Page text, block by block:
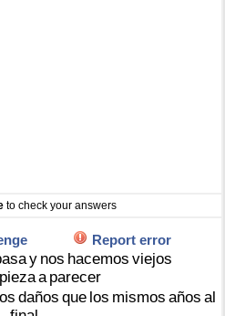
to check your answers
Report error
y nos hacemos viejos
a parecer
daños que los mismos años al